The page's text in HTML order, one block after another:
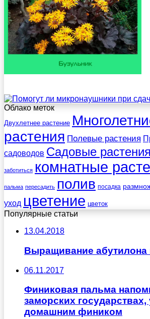
Облако меток
Двухлетнее растение
растения Полевые растения
садоводов Садовые растения
заботиться комнатные
пальма пересадить полив посадка
уход цветение цветок
Популярные статьи
13.04.2018
Выращивание абутилона
06.11.2017
Финиковая пальма
заморских государствах,
домашним фиником